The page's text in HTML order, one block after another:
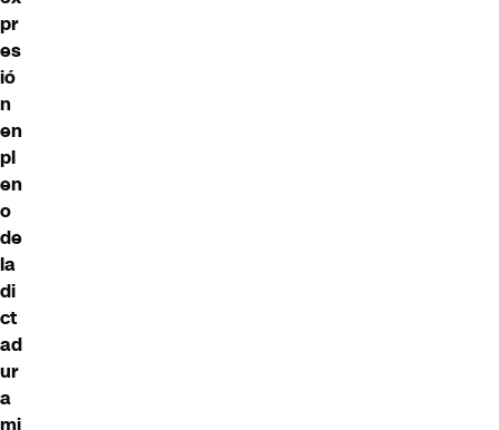
pr
es
ió
n
en
pl
en
o
de
la
di
ct
ad
ur
a
mi